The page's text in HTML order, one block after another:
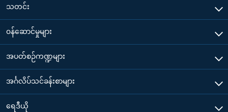
သတင်း
၀န်ဆောင်မှုများ
အပတ်စဉ်ကဏ္ဍများ
အင်္ဂလိပ်သင်ခန်းစာများ
ရေဒီယို